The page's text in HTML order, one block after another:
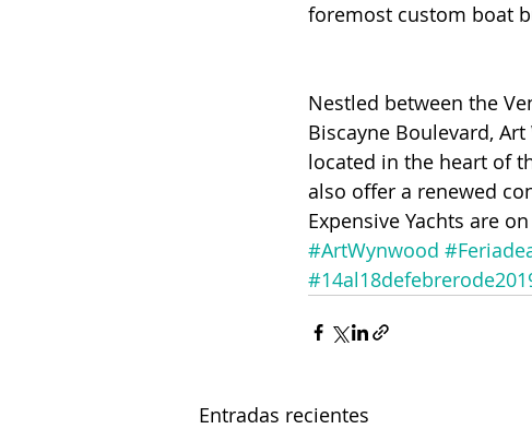
foremost custom boat
Nestled between the
Biscayne Boulevard,
located in the heart of
also offer a renewed
Expensive Yachts are
#ArtWynwood
Entradas recientes